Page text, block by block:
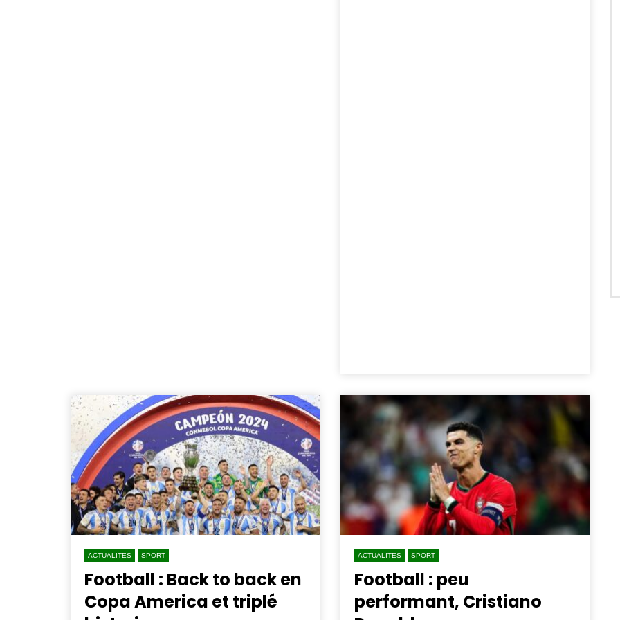
ACTUALITES SPORT
Football : Back to back en
Copa America et triplé
ACTUALITES SPORT
Football : peu
performant, Cristiano